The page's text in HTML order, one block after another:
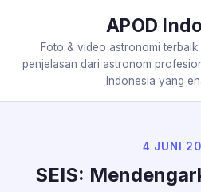
APOD
Foto & video astronomi
penjelasan dari astronom
Indonesia yang
4 JUNI
SEIS: